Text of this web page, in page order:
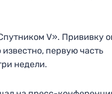
V». Прививку
первую часть
недели.